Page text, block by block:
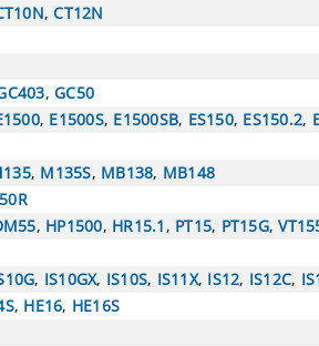
,CT12N
, GC50
, E1500S, E1500SB, ES150, ES150.2,
, M135S, MB138, MB148
, HP1500, HR15.1 , PT15, PT15G,
, IS10GX, IS10S, IS11X, IS12, IS12C,
, HE16, HE16S